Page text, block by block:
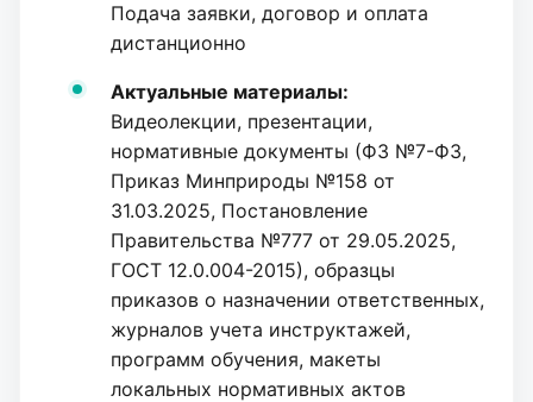
Подача заявки, договор и оплата
дистанционно
Актуальные материалы:
Видеолекции, презентации,
нормативные документы (ФЗ №7-ФЗ,
Приказ Минприроды №158 от
31.03.2025, Постановление
Правительства №777 от 29.05.2025,
ГОСТ 12.0.004-2015), образцы
приказов о назначении ответственных,
журналов учета инструктажей,
программ обучения, макеты
локальных нормативных актов